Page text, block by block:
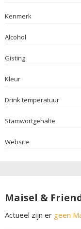
Kenmerk
Alcohol
Gisting
Kleur
Drink temperatuur
Stamwortgehalte
Website
Maisel &
Actueel zijn er geen